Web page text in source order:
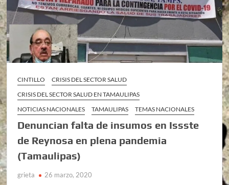
CINTILLO
CRISIS DEL SECTOR SALUD
CRISIS DEL SECTOR SALUD EN TAMAULIPAS
NOTICIAS NACIONALES
TAMAULIPAS TEMAS NACIONALES
Denuncian falta de insumos en Issste
de Reynosa en plena pandemia
(Tamaulipas)
grieta 26 marzo, 2020